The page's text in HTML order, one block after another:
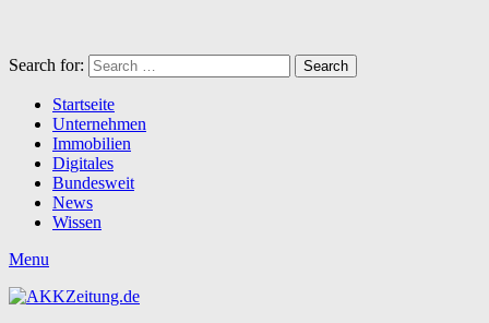
Search for: Search
Startseite
Unternehmen
Immobilien
Digitales
Bundesweit
News
Wissen
Menu